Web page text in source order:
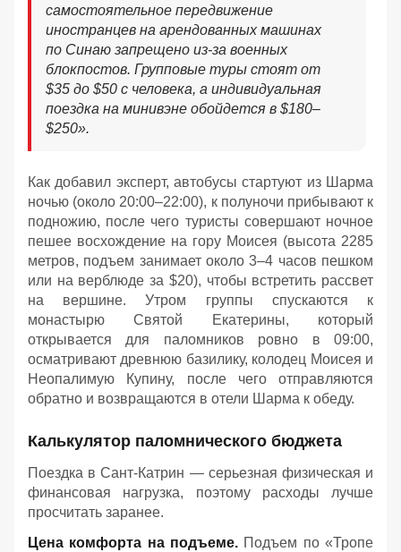
самостоятельное передвижение
иностранцев на арендованных машинах
по Синаю запрещено из-за военных
блокпостов. Групповые туры стоят от
$35 до $50 с человека, а индивидуальная
поездка на минивэне обойдется в $180–
$250».
Как добавил эксперт, автобусы стартуют из Шарма
ночью (около 20:00–22:00), к полуночи прибывают к
подножию, после чего туристы совершают ночное
пешее восхождение на гору Моисея (высота 2285
метров, подъем занимает около 3–4 часов пешком
или на верблюде за $20), чтобы встретить рассвет
на вершине. Утром группы спускаются к
монастырю Святой Екатерины, который
открывается для паломников ровно в 09:00,
осматривают древнюю базилику, колодец Моисея и
Неопалимую Купину, после чего отправляются
обратно и возвращаются в отели Шарма к обеду.
Калькулятор паломнического бюджета
Поездка в Сант-Катрин — серьезная физическая и
финансовая нагрузка, поэтому расходы лучше
просчитать заранее.
Цена комфорта на подъеме. Подъем по «Тропе